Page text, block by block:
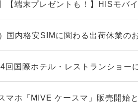
【端末プレゼントも！】HISモバ
国内格安SIMに関わる出荷休業の
回国際ホテル・レストランショー
マホ「MIVE ケースマ」販売開始